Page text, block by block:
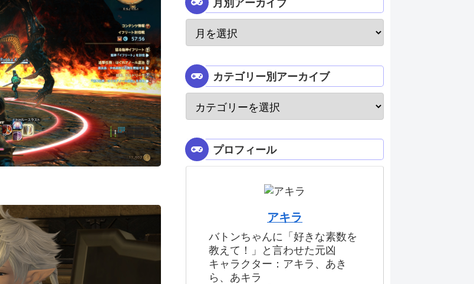
月別アーカイブ
カテゴリー別アーカイブ
プロフィール
アキラ
バトンちゃんに「好きな素数を
教えて！」と言わせた元凶
キャラクター：アキラ、あき
ら、あキラ